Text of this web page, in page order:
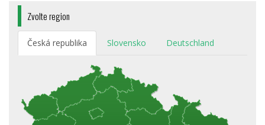
Zvolte region
Česká republika Slovensko Deutschland